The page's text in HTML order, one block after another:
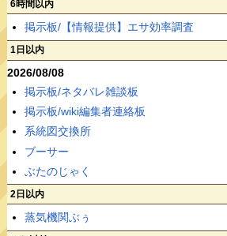
6時間以内
掲示板/【情報提供】エサ効率調査
1日以内
2026/08/08
掲示板/ネタバレ雑談板
掲示板/wiki編集者連絡板
系統図交換所
ブーサー
ぶたのじゃく
2日以内
蒸気機関ぶぅ